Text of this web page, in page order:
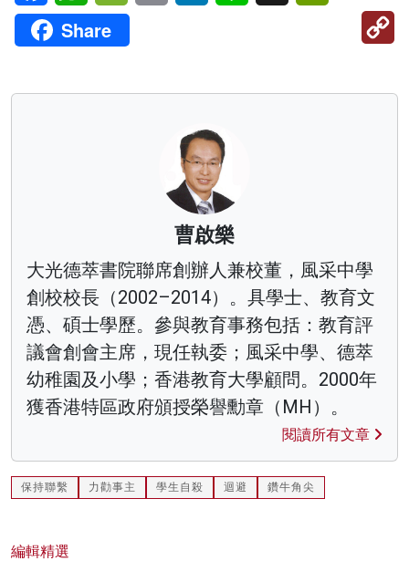
Share
曹啟樂
大光德萃書院聯席創辦人兼校董，風采中學
創校校長（2002–2014）。具學士、教育文
憑、碩士學歷。參與教育事務包括：教育評
議會創會主席，現任執委；風采中學、德萃
幼稚園及小學；香港教育大學顧問。2000年
獲香港特區政府頒授榮譽勳章（MH）。
閱讀所有文章
保持聯繫 力勸事主 學生自殺 迴避 鑽牛角尖
編輯精選